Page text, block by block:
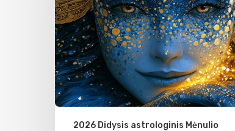
2026 Didysis astrologinis Mėnulio